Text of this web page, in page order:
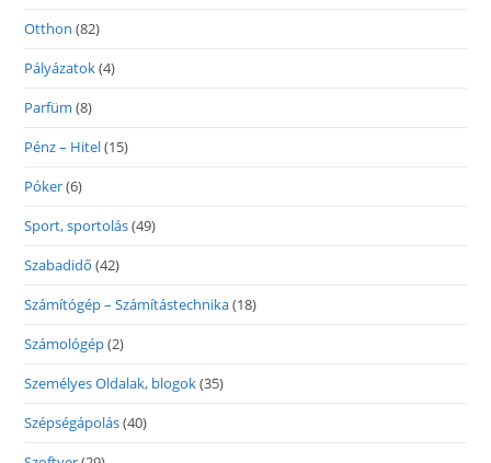
Otthon (82)
Pályázatok(4)
Parfüm (8)
Pénz – Hitel(15)
Póker(6)
Sport, sportolás(49)
Szabadidő (42)
Számítógép – Számítástechnika(18)
Számológép(2)
Személyes Oldalak, blogok(35)
Szépségápolás(40)